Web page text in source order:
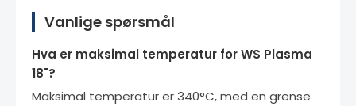
Vanlige spørsmål
Hva er maksimal temperatur for WS Plasma
18"?
Maksimal temperatur er 340°C, med en grense